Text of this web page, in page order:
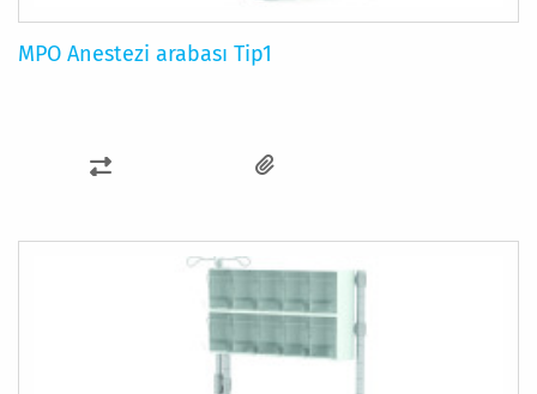
MPO Anestezi arabası Tip1
KARŞILAŞTIRMA
EKLE